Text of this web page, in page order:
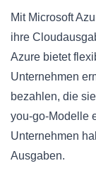
Mit Microsoft
ihre
Azure bietet
Unternehmen
bezahlen, die
you-go-Modelle
Unternehmen
Ausgaben.